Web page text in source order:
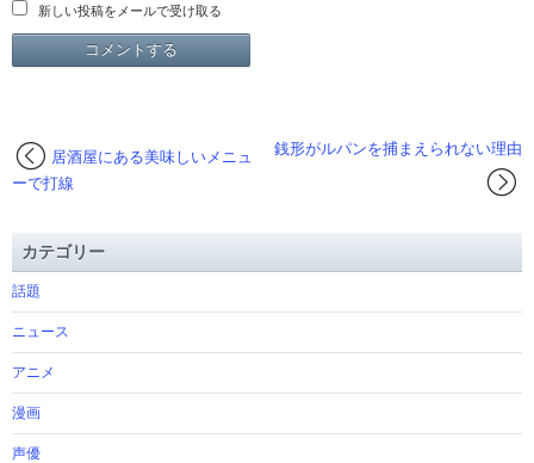
新しい投稿をメールで受け取る
銭形がルパンを捕まえられない理由
居酒屋にある美味しいメニュ
ーで打線
カテゴリー
話題
ニュース
アニメ
漫画
声優